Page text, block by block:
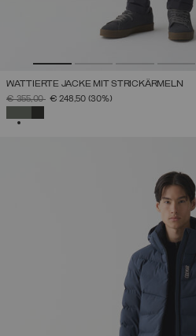
WATTIERTE JACKE MIT STRICKÄRMELN
PREIS REDUZIERT VON
€ 355,00AUF
€ 248,50 (30%)